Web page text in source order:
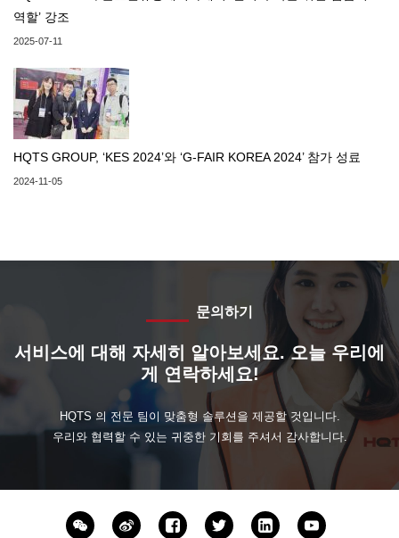
역할’ 강조
2025-07-11
HQTS GROUP, ‘KES 2024’와 ‘G-FAIR KOREA 2024’ 참가 성료
2024-11-05
문의하기
서비스에 대해 자세히 알아보세요. 오늘 우리에
게 연락하세요!
HQTS 의 전문 팀이 맞춤형 솔루션을 제공할 것입니다.
우리와 협력할 수 있는 귀중한 기회를 주셔서 감사합니다.